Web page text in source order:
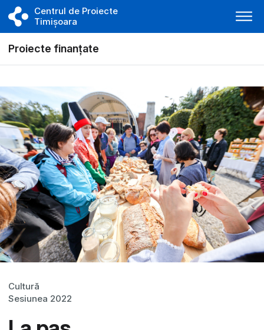
Centrul de Proiecte
Timișoara
Proiecte finanțate
Cultură
Sesiunea 2022